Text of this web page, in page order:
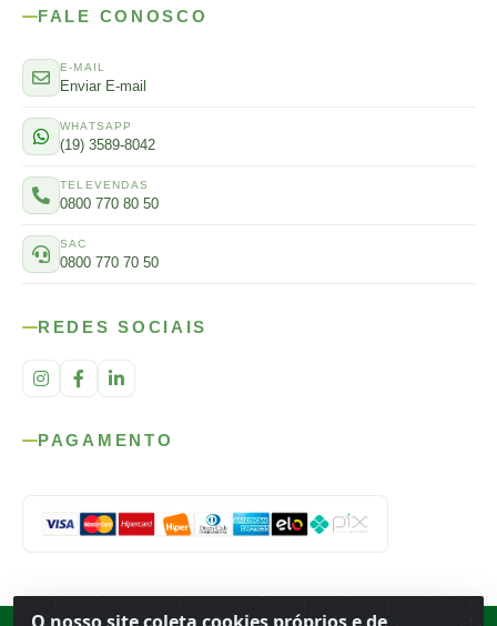
FALE CONOSCO
E-MAIL
Enviar E-mail
WHATSAPP
(19) 3589-8042
TELEVENDAS
0800 770 80 50
SAC
0800 770 70 50
REDES SOCIAIS
PAGAMENTO